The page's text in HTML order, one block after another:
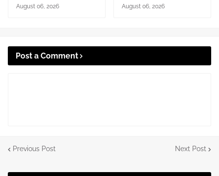
August 06, 2026 August 06, 2026
Post a Comment
Previous Post Next Post